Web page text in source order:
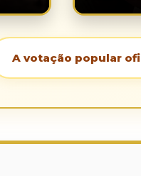
A votação popular